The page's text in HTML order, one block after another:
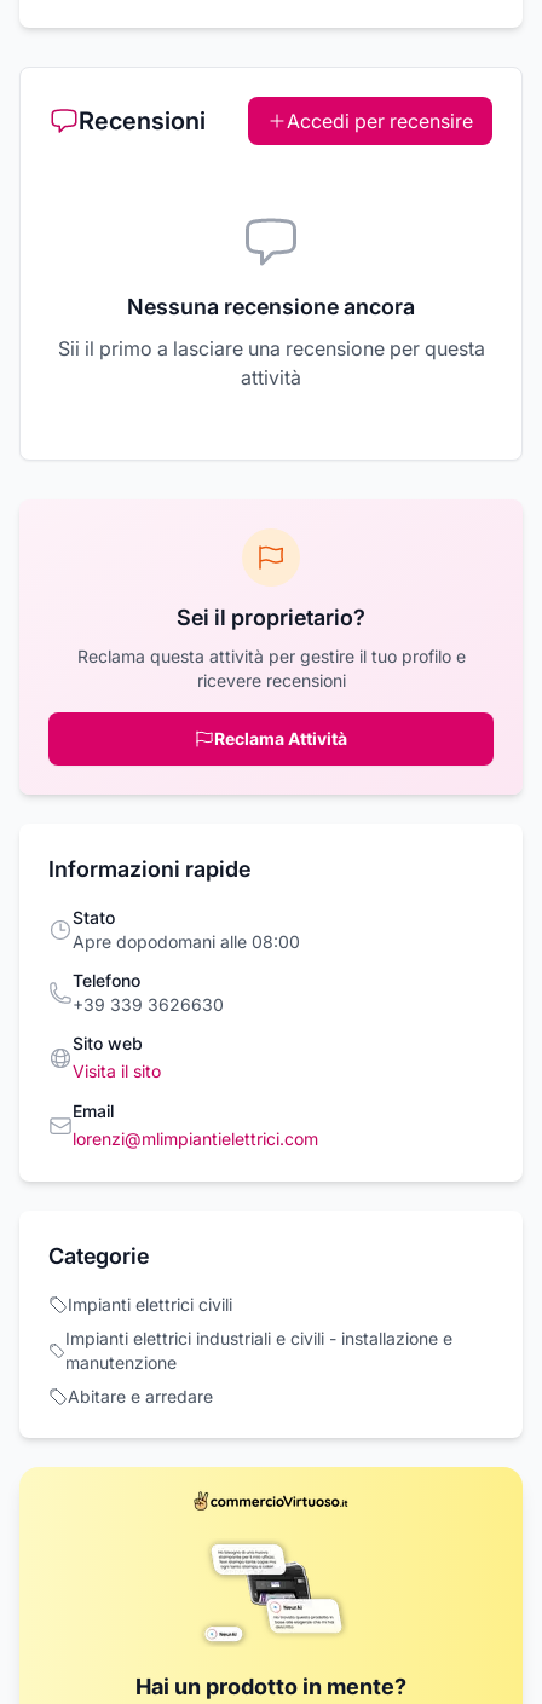
Recensioni Accedi per recensire
Nessuna recensione ancora
Sii il primo a lasciare una recensione per questa
attività
Sei il proprietario?
Reclama questa attività per gestire il tuo profilo e
ricevere recensioni
Reclama Attività
Informazioni rapide
Stato
Apre dopodomani alle 08:00
Telefono
+39 339 3626630
Sito web
Visita il sito
Email
lorenzi@mlimpiantielettrici.com
Categorie
Impianti elettrici civili
Impianti elettrici industriali e civili - installazione e
manutenzione
Abitare e arredare
Hai un prodotto in mente?